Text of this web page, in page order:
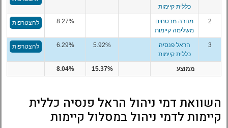
כללית קיימות
2
מנורה מבטחים
משלימה קיימות
8.27% להצטרפות
3
הראל פנסיה
כללית קיימות
5.92%
6.29% להצטרפות
ממוצע 15.37%
8.04%
השוואת דמי ניהול הראל פנסיה כללית
קיימות לדמי ניהול במסלול קיימות